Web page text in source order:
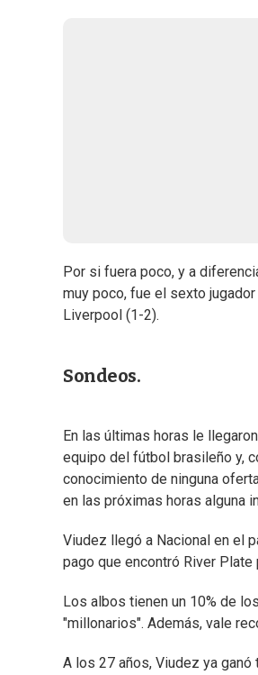
Por si fuera poco, y a
muy poco, fue el sexto
Liverpool (1-2).
Sondeos.
En las últimas horas le
equipo del fútbol brasileño y,
conocimiento de ninguna
en las próximas horas alguna
Viudez llegó a Nacional en el
pago que encontró River
Los albos tienen un 10% de
"millonarios". Además, vale
A los 27 años, Viudez ya